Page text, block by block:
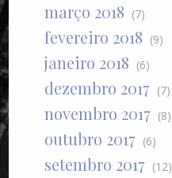
março 2018 (7)
fevereiro 2018 (9)
janeiro 2018 (6)
dezembro 2017 (7)
novembro 2017 (8)
outubro 2017 (6)
setembro 2017 (12)